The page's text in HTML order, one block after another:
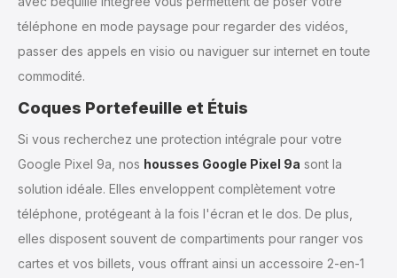
téléphone en mode paysage pour regarder des vidéos,
passer des appels en visio ou naviguer sur internet en toute
commodité.
Coques Portefeuille et Étuis
Si vous recherchez une protection intégrale pour votre
Google Pixel 9a, nos housses Google Pixel 9a sont la
solution idéale. Elles enveloppent complètement votre
téléphone, protégeant à la fois l'écran et le dos. De plus,
elles disposent souvent de compartiments pour ranger vos
cartes et vos billets, vous offrant ainsi un accessoire 2-en-1